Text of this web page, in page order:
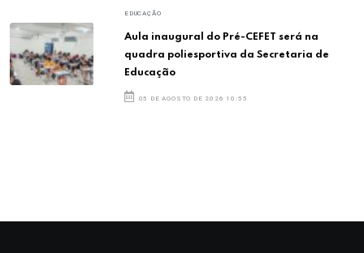
EDUCAÇÃO
Aula inaugural do Pré-CEFET será na
quadra poliesportiva da Secretaria de
Educação
05 DE AGOSTO DE 2026 10:55